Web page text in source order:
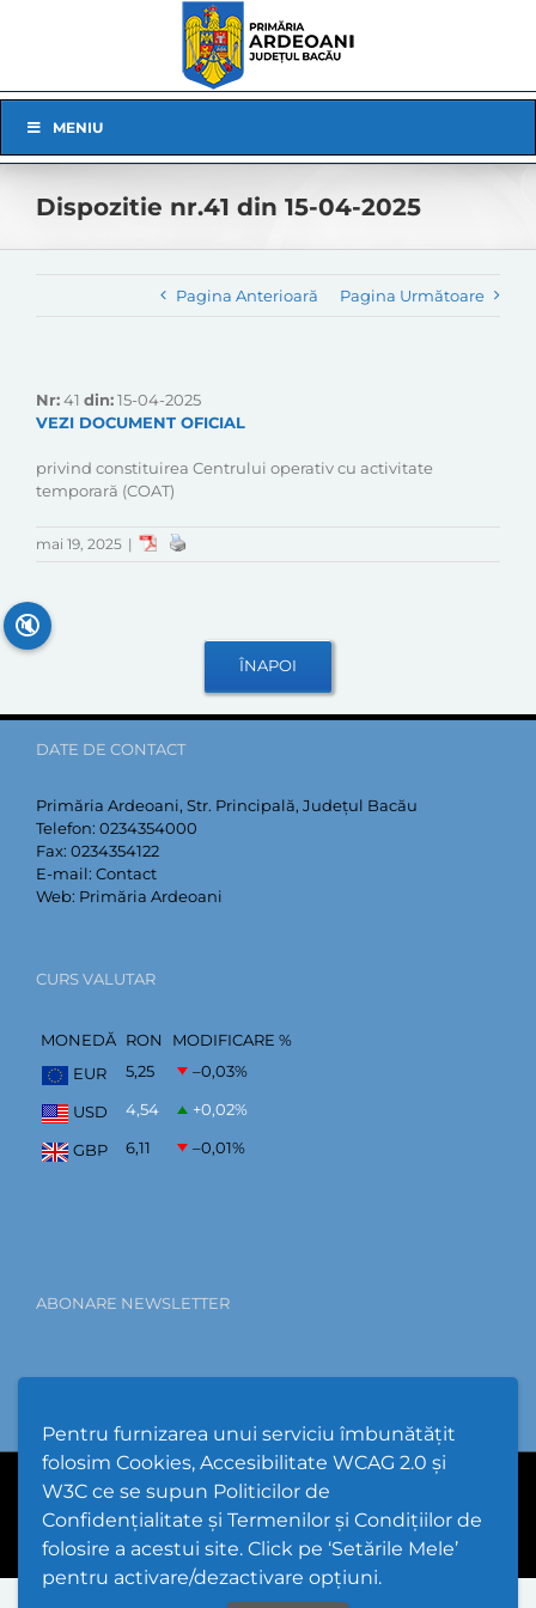
Pentru furnizarea unui serviciu îmbunătățit
folosim Cookies, Accesibilitate WCAG 2.0 și
W3C ce se supun Politicilor de
Confidențialitate și Termenilor și Condițiilor de
folosire a acestui site. Click pe ‘Setările Mele’
pentru activare/dezactivare opțiuni.
Navigation
MENIU
Dispozitie nr.41 din 15-04-2025
Pagina Anterioară Pagina Următoare
Nr:41 din:15-04-2025
VEZI DOCUMENT OFICIAL
privind constituirea Centrului operativ cu activitate
temporară (COAT)
mai 19, 2025 |
DATE DE CONTACT
Primăria Ardeoani, Str. Principală, Județul Bacău
Telefon: 0234354000
Fax: 0234354122
E-mail: Contact
Web: Primăria Ardeoani
CURS VALUTAR
MONEDĂ RON
MODIFICARE %
EUR
5,25 –0,03%
USD 4,54 +0,02%
GBP 6,11 –0,01%
ABONARE NEWSLETTER
Hartă Website
🔇